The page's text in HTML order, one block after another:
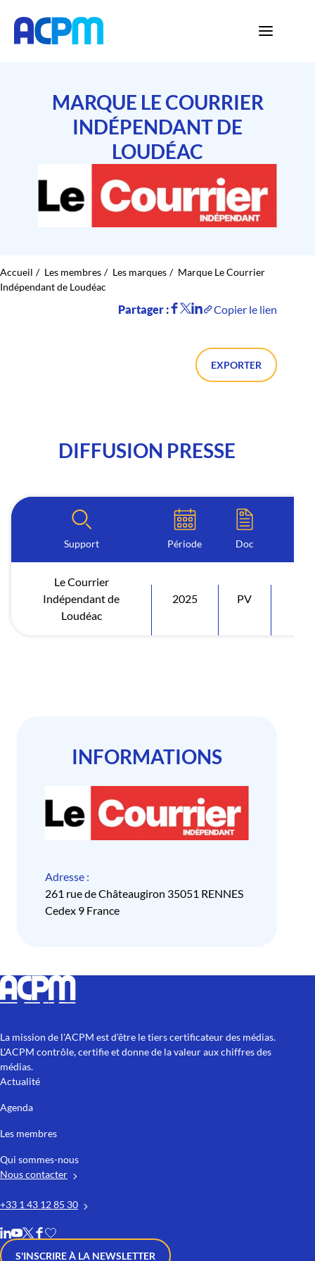
MARQUE LE COURRIER
INDÉPENDANT DE
LOUDÉAC
Accueil Les membres Les marques
Marque Le Courrier
Indépendant de Loudéac
Partager : Copier le lien
EXPORTER
DIFFUSION PRESSE
Support Période Doc
Le Courrier
Indépendant de
Loudéac
2025 PV
INFORMATIONS
Adresse :
261 rue de Châteaugiron 35051 RENNES
Cedex 9 France
La mission de l'ACPM est d'être le tiers certificateur des médias.
L'ACPM contrôle, certifie et donne de la valeur aux chiffres des
médias.
Actualité
Agenda
Les membres
Qui sommes-nous
Nous contacter
+33 1 43 12 85 30
S'INSCRIRE À LA NEWSLETTER